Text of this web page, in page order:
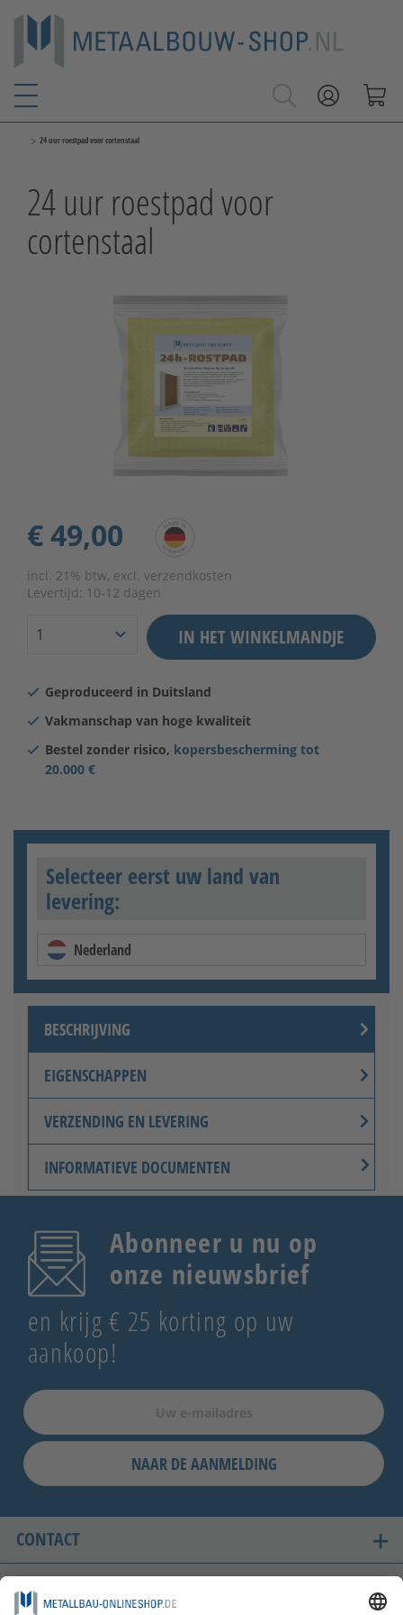
> 24 uur roestpad voor cortenstaal
24 uur roestpad voor
cortenstaal
€ 49,00
incl. 21% btw, excl. verzendkosten
Levertijd: 10-12 dagen
IN HET WINKELMANDJE
Geproduceerd in Duitsland
Vakmanschap van hoge kwaliteit
Bestel zonder risico, kopersbescherming tot
20.000 €
Selecteer eerst uw land van
levering:
Nederland
BESCHRIJVING
EIGENSCHAPPEN
VERZENDING EN LEVERING
INFORMATIEVE DOCUMENTEN
Abonneer u nu op
onze nieuwsbrief
en krijg € 25 korting op uw
aankoop!
NAAR DE AANMELDING
CONTACT
ONZE LANDEN VAN LEVERING